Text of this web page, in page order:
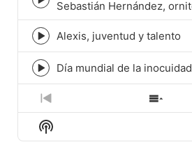
Episode
play
icon
Sebastián Hernández,
Episode
play
icon
Alexis, juventud y talento
Episode
play
icon
Día mundial de la
Previous
Episode
Show
Show
Podcast